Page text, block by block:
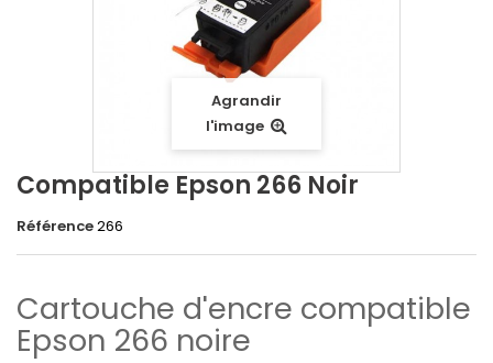
Agrandir
l'image
Compatible Epson 266 Noir
Référence266
Cartouche d'encre compatible
Epson 266 noire